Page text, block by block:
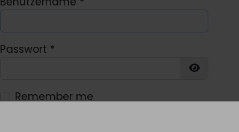
Passwort *
Remember me